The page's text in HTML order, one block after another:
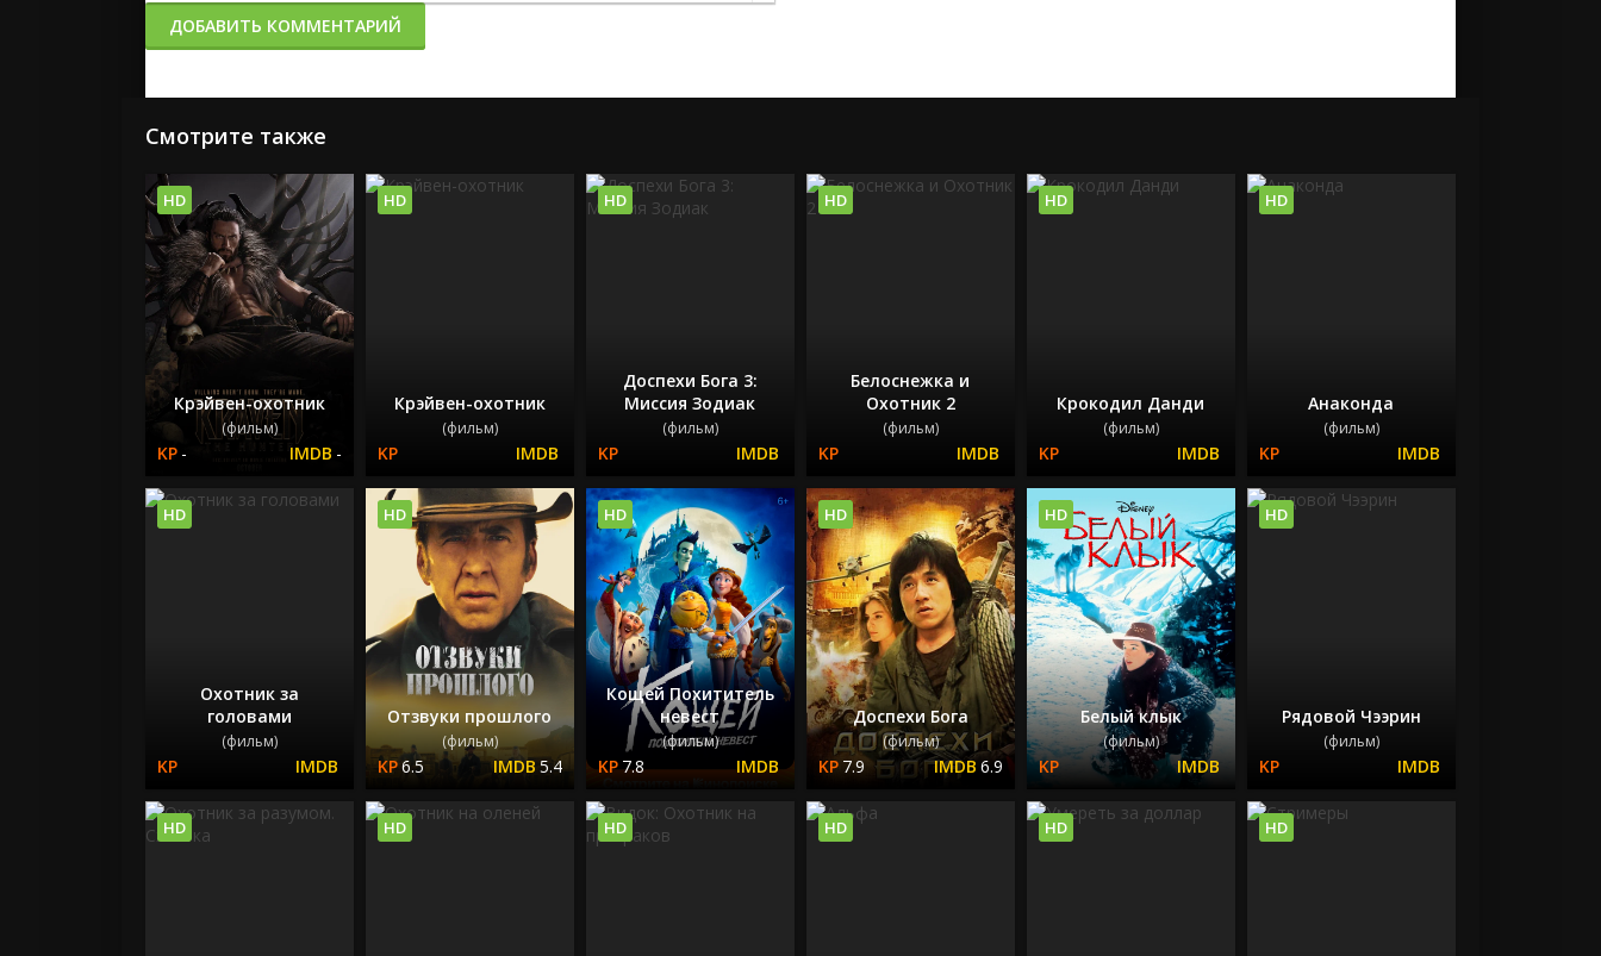
ДОБАВИТЬ КОММЕНТАРИЙ
Смотрите также
Крэйвен-охотник
(фильм)
- -
HD
Крэйвен-охотник
(фильм)
HD
Доспехи Бога 3:
Миссия Зодиак
(фильм)
HD
Белоснежка и
Охотник 2
(фильм)
HD
Крокодил Данди
(фильм)
HD
Анаконда
(фильм)
HD
Охотник за
головами
(фильм)
HD
Отзвуки прошлого
(фильм)
6.5 5.4
HD
Кощей Похититель
невест
(фильм)
7.8
HD
Доспехи Бога
(фильм)
7.9 6.9
HD
Белый клык
(фильм)
HD
Рядовой Чээрин
(фильм)
HD
HD HD HD HD HD HD